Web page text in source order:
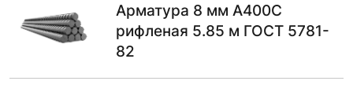
Арматура 8 мм А400С
рифленая 5.85 м ГОСТ 5781-
82